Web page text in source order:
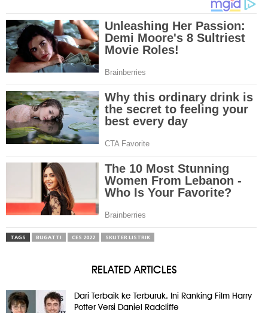
TAGS BUGATTI CES 2022 SKUTER LISTRIK
RELATED ARTICLES
Dari Terbaik ke Terburuk, Ini Ranking Film Harry
Potter Versi Daniel Radcliffe